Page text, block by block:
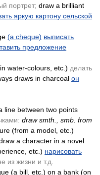
портрет; draw a brilliant
яркую картону сельской
(a cheque) выписать
предложение
water-colours, etc.) делать
draws in charcoal он
line between two points
draw smth., smb. from
(from a model, etc.)
a character in a novel
etc.) нарисовать
из жизни и т.д.
(a bill, etc.) on a bank (on